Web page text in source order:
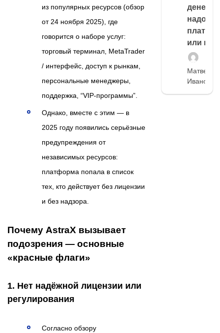
из популярных ресурсов (обзор
от 24 ноября 2025), где
говорится о наборе услуг:
торговый терминал, MetaTrader
/ интерфейс, доступ к рынкам,
персональные менеджеры,
поддержка, “VIP-программы”.
Однако, вместе с этим — в
2025 году появились серьёзные
предупреждения от
независимых ресурсов:
платформа попала в список
тех, кто действует без лицензии
и без надзора.
Почему AstraX вызывает
подозрения — основные
«красные флаги»
1. Нет надёжной лицензии или
регулирования
Согласно обзору
денег,
надо
платить
или
Матвей
Иванов